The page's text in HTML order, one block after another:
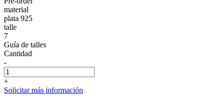
material
plata 925
talle
7
Guía de talles
Cantidad
-
+
Solicitar más información